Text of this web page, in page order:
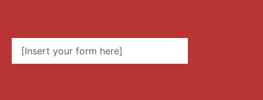
[Insert your form here]